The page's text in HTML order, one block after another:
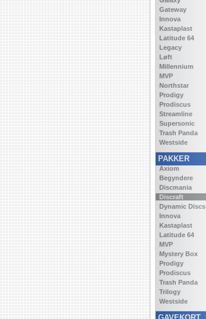
Gateway
Innova
Kastaplast
Latitude 64
Legacy
Løft
Millennium
MVP
Northstar
Prodigy
Prodiscus
Streamline
Supersonic
Trash Panda
Westside
PAKKER
Axiom
Begyndere
Discmania
Discraft
Dynamic Discs
Innova
Kastaplast
Latitude 64
MVP
Mystery Box
Prodigy
Prodiscus
Trash Panda
Trilogy
Westside